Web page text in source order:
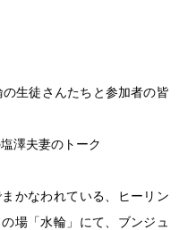
生徒さんたちと参加者の皆
澤夫妻のトーク
かなわれている、ヒーリン
場「水輪」にて、ブンジュ